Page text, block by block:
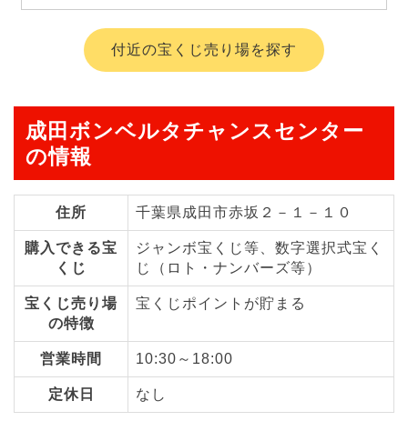
付近の宝くじ売り場を探す
成田ボンベルタチャンスセンター
の情報
住所 千葉県成田市赤坂２－１－１０
購入できる宝
くじ
ジャンボ宝くじ等、数字選択式宝く
じ（ロト・ナンバーズ等）
宝くじ売り場
の特徴
宝くじポイントが貯まる
営業時間 10:30～18:00
定休日 なし